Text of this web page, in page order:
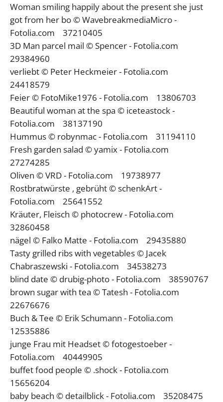
Woman smiling happily about the present she just
got from her bo © WavebreakmediaMicro -
Fotolia.com 37210405
3D Man parcel mail © Spencer - Fotolia.com
29384960
verliebt © Peter Heckmeier - Fotolia.com
24418579
Feier © FotoMike1976 - Fotolia.com 13806703
Beautiful woman at the spa © iceteastock -
Fotolia.com 38137190
Hummus © robynmac - Fotolia.com 31194110
Fresh garden salad © yamix - Fotolia.com
27274285
Oliven © VRD - Fotolia.com 19738977
Rostbratwürste , gebrüht © schenkArt -
Fotolia.com 25641552
Kräuter, Fleisch © photocrew - Fotolia.com
32860458
nägel © Falko Matte - Fotolia.com 29435880
Tasty grilled ribs with vegetables © Jacek
Chabraszewski - Fotolia.com 34538273
blind date © drubig-photo - Fotolia.com 38590767
brown sugar with tea © Tatesh - Fotolia.com
22676676
Buch & Tee © Erik Schumann - Fotolia.com
12535886
junge Frau mit Headset © fotogestoeber -
Fotolia.com 40449905
buffet food people © .shock - Fotolia.com
15656204
baby beach © detailblick - Fotolia.com 35208475